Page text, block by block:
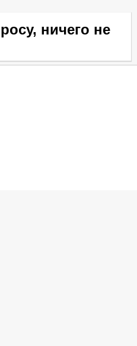
ничего не